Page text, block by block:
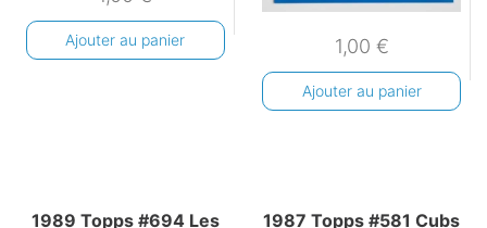
Ajouter au panier 1,00 €
Ajouter au panier
1989 Topps #694 Les
1987 Topps #581 Cubs